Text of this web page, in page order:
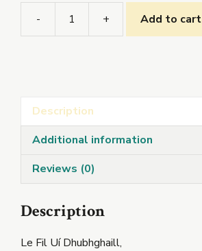
-
Bímis
+ Add to cart
Description
Additional information
Reviews (0)
Description
Le Fil Uí Dhubhghaill,